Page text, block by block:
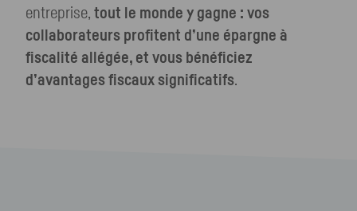
entreprise, tout le monde y gagne : vos
collaborateurs profitent d’une épargne à
fiscalité allégée, et vous bénéficiez
d’avantages fiscaux significatifs.